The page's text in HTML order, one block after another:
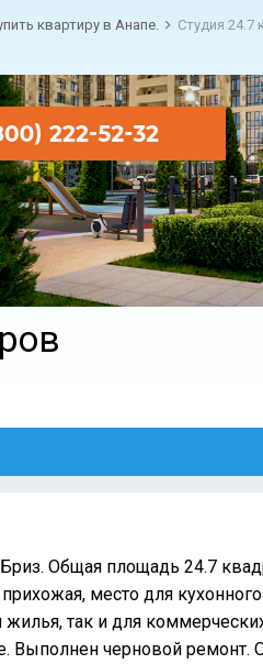
квартиру в Анапе. Студия 24.7
Общая площадь 24.7
место для
так и для
Выполнен черновой ремонт.